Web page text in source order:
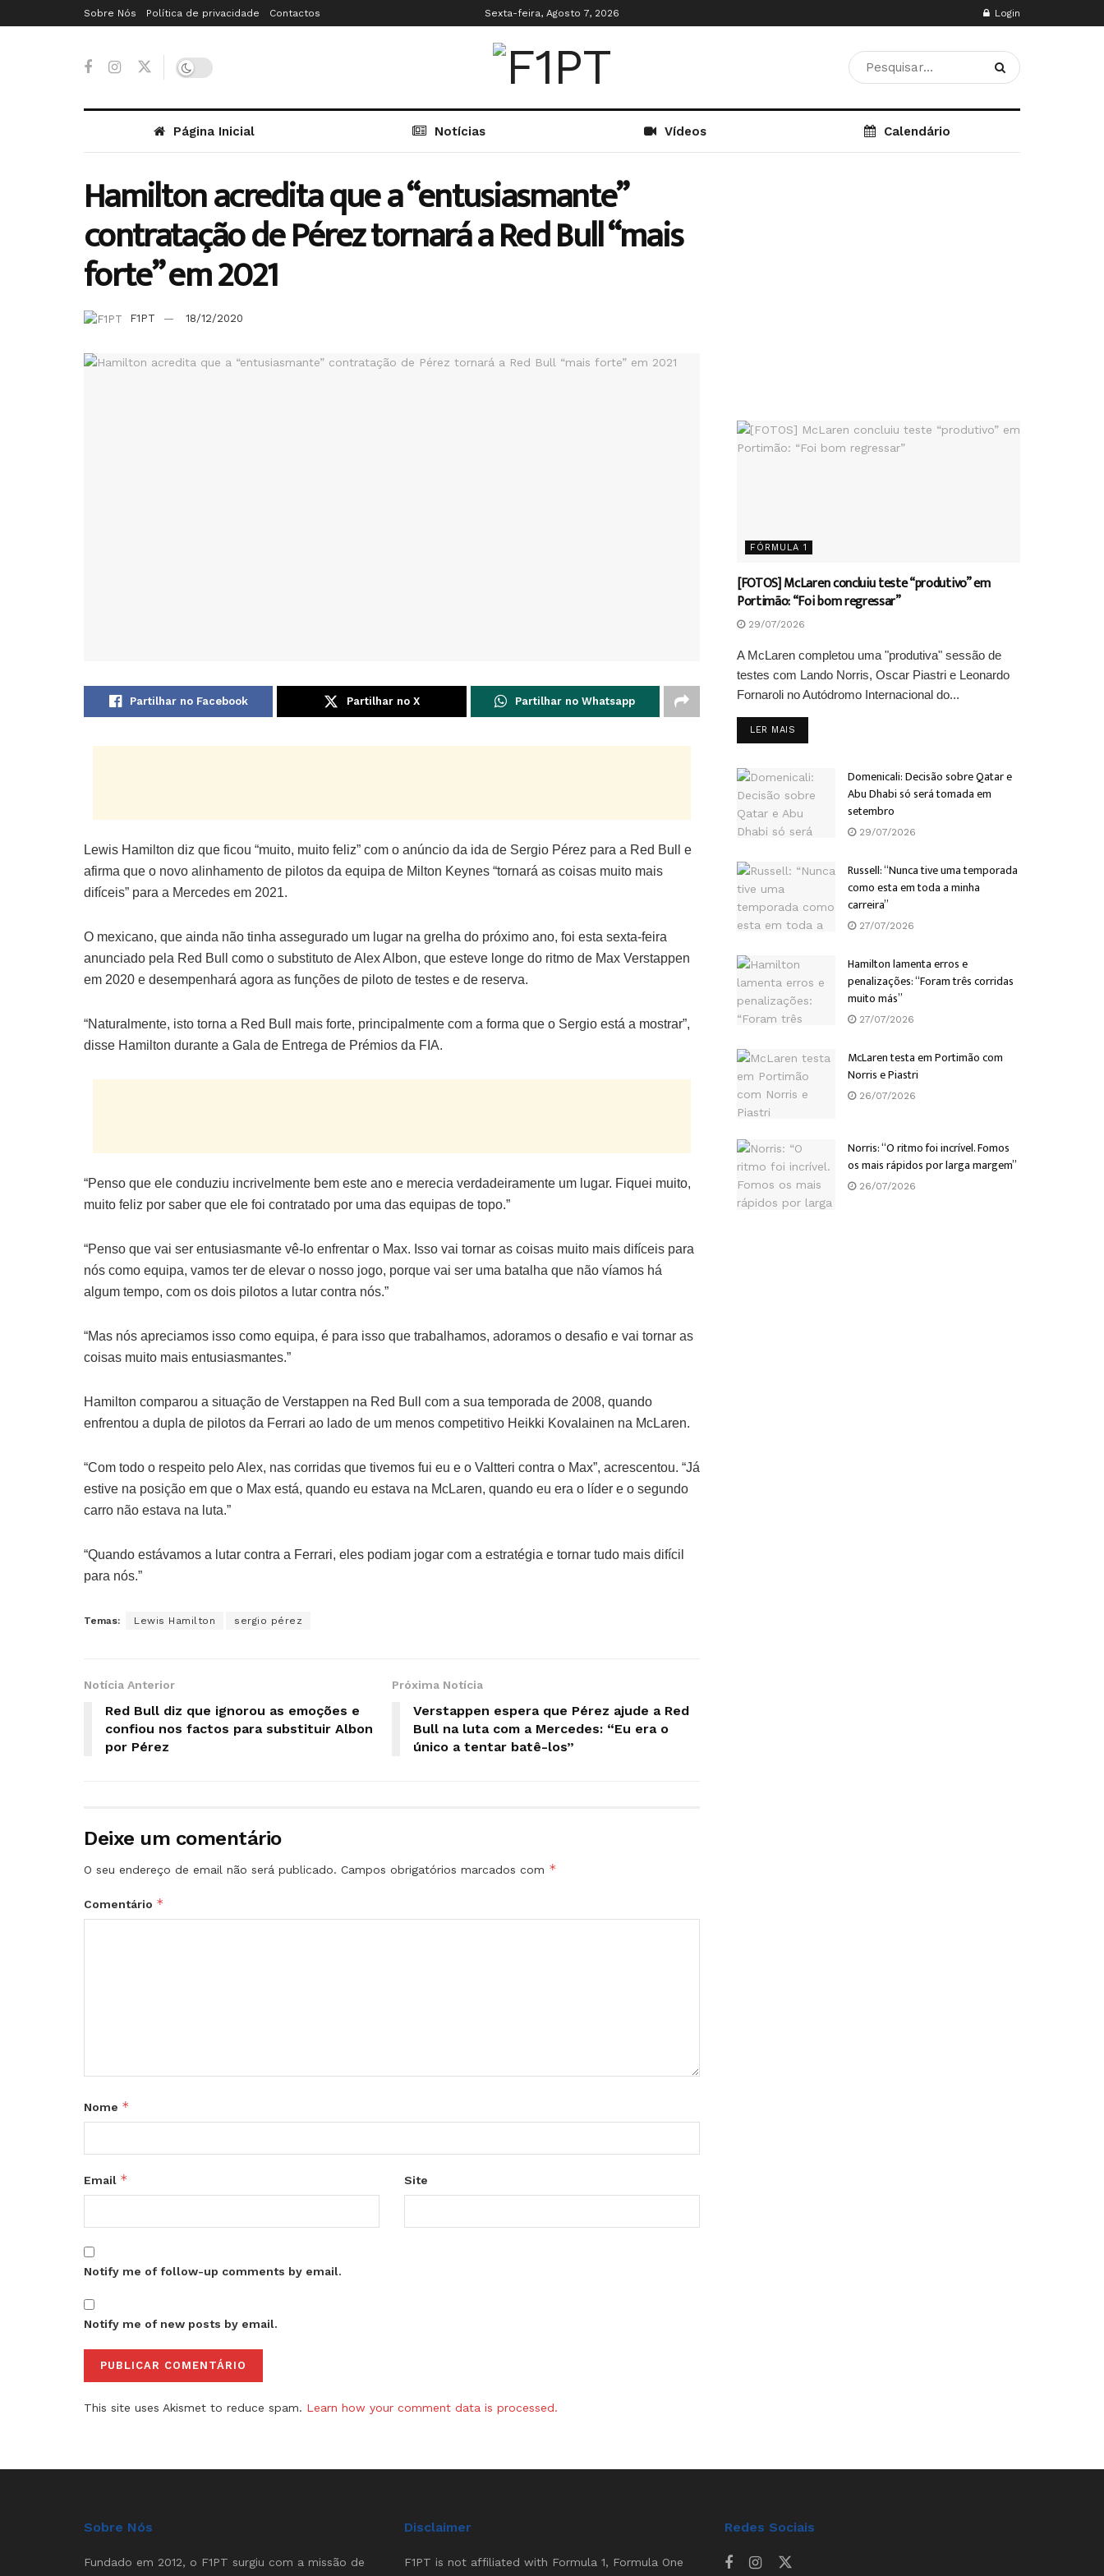
Sobre Nós Política de privacidade Contactos Sexta-feira, Agosto 7, 2026 Login
Página Inicial Notícias Vídeos Calendário
Hamilton acredita que a “entusiasmante”
contratação de Pérez tornará a Red Bull “mais
forte” em 2021
F1PT 18/12/2020
Partilhar no Facebook Partilhar no X Partilhar no Whatsapp
Lewis Hamilton diz que ficou “muito, muito feliz” com o anúncio da ida de Sergio Pérez para a Red Bull e
afirma que o novo alinhamento de pilotos da equipa de Milton Keynes “tornará as coisas muito mais
difíceis” para a Mercedes em 2021.
O mexicano, que ainda não tinha assegurado um lugar na grelha do próximo ano, foi esta sexta-feira
anunciado pela Red Bull como o substituto de Alex Albon, que esteve longe do ritmo de Max Verstappen
em 2020 e desempenhará agora as funções de piloto de testes e de reserva.
“Naturalmente, isto torna a Red Bull mais forte, principalmente com a forma que o Sergio está a mostrar”,
disse Hamilton durante a Gala de Entrega de Prémios da FIA.
“Penso que ele conduziu incrivelmente bem este ano e merecia verdadeiramente um lugar. Fiquei muito,
muito feliz por saber que ele foi contratado por uma das equipas de topo.”
“Penso que vai ser entusiasmante vê-lo enfrentar o Max. Isso vai tornar as coisas muito mais difíceis para
nós como equipa, vamos ter de elevar o nosso jogo, porque vai ser uma batalha que não víamos há
algum tempo, com os dois pilotos a lutar contra nós.”
“Mas nós apreciamos isso como equipa, é para isso que trabalhamos, adoramos o desafio e vai tornar as
coisas muito mais entusiasmantes.”
Hamilton comparou a situação de Verstappen na Red Bull com a sua temporada de 2008, quando
enfrentou a dupla de pilotos da Ferrari ao lado de um menos competitivo Heikki Kovalainen na McLaren.
“Com todo o respeito pelo Alex, nas corridas que tivemos fui eu e o Valtteri contra o Max”, acrescentou. “Já
estive na posição em que o Max está, quando eu estava na McLaren, quando eu era o líder e o segundo
carro não estava na luta.”
“Quando estávamos a lutar contra a Ferrari, eles podiam jogar com a estratégia e tornar tudo mais difícil
para nós.”
Temas: Lewis Hamilton sergio pérez
Notícia Anterior
Red Bull diz que ignorou as emoções e
confiou nos factos para substituir Albon
por Pérez
Próxima Notícia
Verstappen espera que Pérez ajude a Red
Bull na luta com a Mercedes: “Eu era o
único a tentar batê-los”
Deixe um comentário
O seu endereço de email não será publicado. Campos obrigatórios marcados com *
Comentário *
Nome *
Email * Site
Notify me of follow-up comments by email.
Notify me of new posts by email.
This site uses Akismet to reduce spam. Learn how your comment data is processed.
FÓRMULA 1
[FOTOS] McLaren concluiu teste “produtivo” em
Portimão: “Foi bom regressar”
29/07/2026
A McLaren completou uma "produtiva" sessão de
testes com Lando Norris, Oscar Piastri e Leonardo
Fornaroli no Autódromo Internacional do...
LER MAIS
Domenicali: Decisão sobre Qatar e
Abu Dhabi só será tomada em
setembro
29/07/2026
Russell: “Nunca tive uma temporada
como esta em toda a minha
carreira”
27/07/2026
Hamilton lamenta erros e
penalizações: “Foram três corridas
muito más”
27/07/2026
McLaren testa em Portimão com
Norris e Piastri
26/07/2026
Norris: “O ritmo foi incrível. Fomos
os mais rápidos por larga margem”
26/07/2026
Sobre Nós
Fundado em 2012, o F1PT surgiu com a missão de
Disclaimer
F1PT is not affiliated with Formula 1, Formula One
Redes Sociais